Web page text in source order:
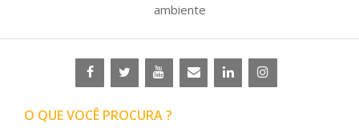
ambiente
O QUE VOCÊ PROCURA ?